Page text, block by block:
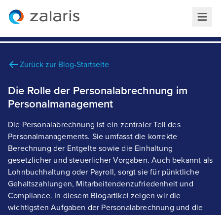
Zurück zur Blog-Startseite
Die Rolle der Personalabrechnung im
Personalmanagement
Die Personalabrechnung ist ein zentraler Teil des
Personalmanagements. Sie umfasst die korrekte
Berechnung der Entgelte sowie die Einhaltung
gesetzlicher und steuerlicher Vorgaben. Auch bekannt als
Lohnbuchhaltung oder Payroll, sorgt sie für pünktliche
Gehaltszahlungen, Mitarbeitendenzufriedenheit und
Compliance. In diesem Blogartikel zeigen wir die
wichtigsten Aufgaben der Personalabrechnung und die